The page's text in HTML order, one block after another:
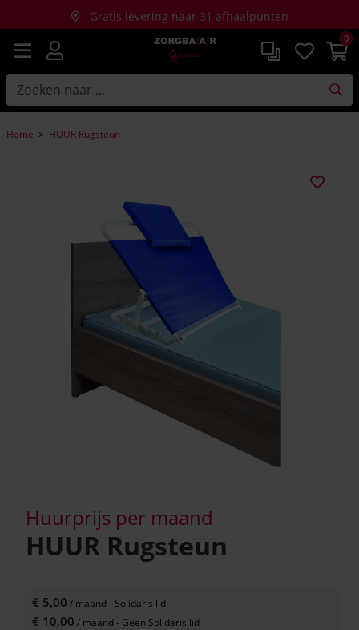
0
Gratis levering naar 31 afhaalpunten
Gratis thuislevering bij aankopen vanaf €150
Home > HUUR Rugsteun
Huurprijs per maand
HUUR Rugsteun
€ 5,00 / maand - Solidaris lid
€ 10,00 / maand - Geen Solidaris lid